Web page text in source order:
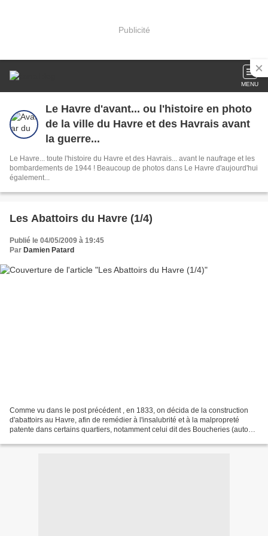
Publicité
MENU
Le Havre d'avant... ou l'histoire en photo
de la ville du Havre et des Havrais avant
la guerre...
Le Havre... toute l'histoire du Havre et des Havrais... avant le naufrage et les
bombardements de 1944 ! Beaucoup de photos dans Le Havre d'aujourd'hui
également...
Les Abattoirs du Havre (1/4)
Publié le 04/05/2009 à 19:45
Par Damien Patard
Comme vu dans le post précédent , en 1833, on décida de la construction
d'abattoirs au Havre, afin de remédier à l'insalubrité et à la malpropreté
patente dans certains quartiers, notamment celui dit des Boucheries (autour